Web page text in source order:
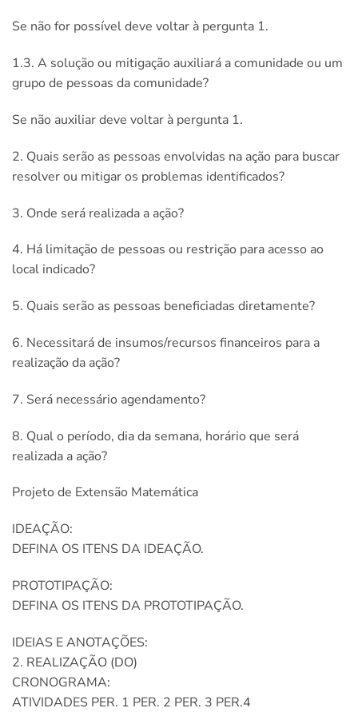
Se não for possível deve voltar à pergunta 1.
1.3. A solução ou mitigação auxiliará a comunidade ou um
grupo de pessoas da comunidade?
Se não auxiliar deve voltar à pergunta 1.
2. Quais serão as pessoas envolvidas na ação para buscar
resolver ou mitigar os problemas identificados?
3. Onde será realizada a ação?
4. Há limitação de pessoas ou restrição para acesso ao
local indicado?
5. Quais serão as pessoas beneficiadas diretamente?
6. Necessitará de insumos/recursos financeiros para a
realização da ação?
7. Será necessário agendamento?
8. Qual o período, dia da semana, horário que será
realizada a ação?
Projeto de Extensão Matemática
IDEAÇÃO:
DEFINA OS ITENS DA IDEAÇÃO.
PROTOTIPAÇÃO:
DEFINA OS ITENS DA PROTOTIPAÇÃO.
IDEIAS E ANOTAÇÕES:
2. REALIZAÇÃO (DO)
CRONOGRAMA:
ATIVIDADES PER. 1 PER. 2 PER. 3 PER.4